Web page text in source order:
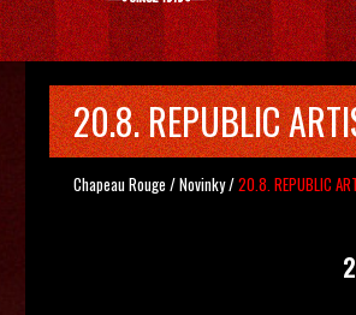
20.8. REPUBLIC
Chapeau Rouge /Novinky/20.8. REPUBLIC